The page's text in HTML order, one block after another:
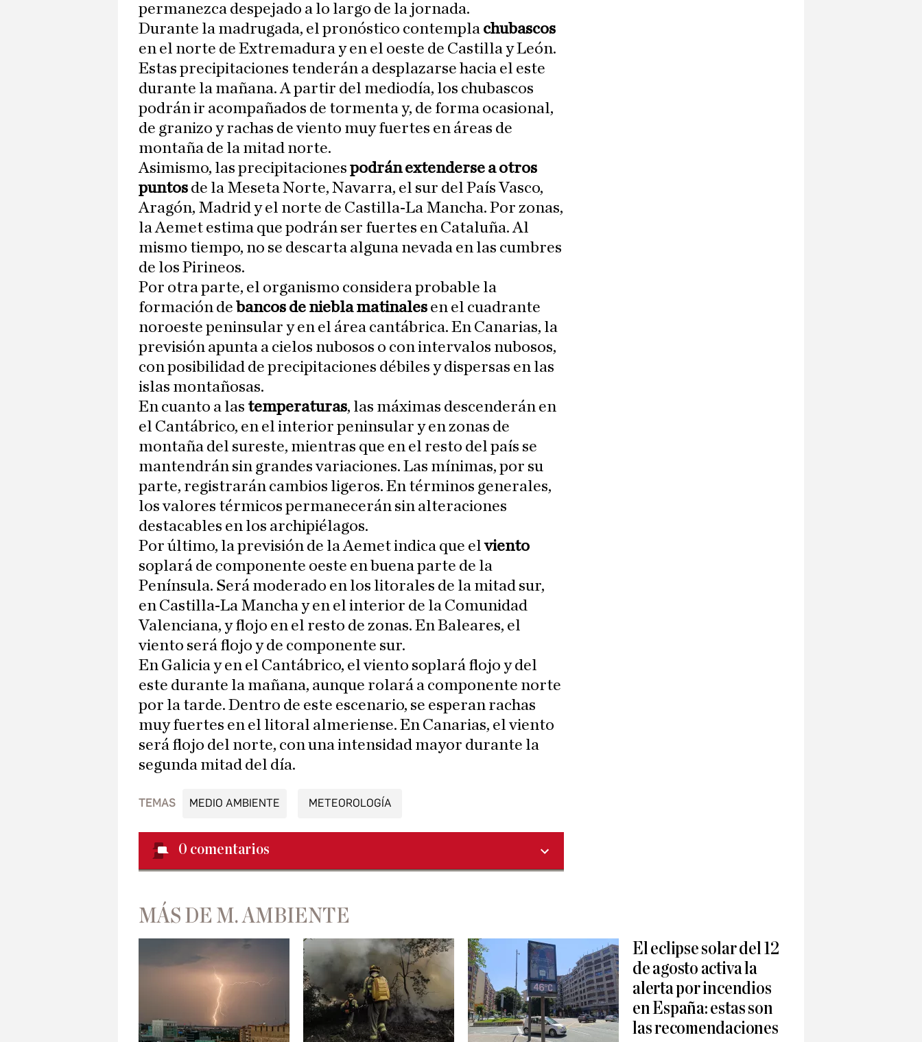
permanezca despejado a lo largo de la jornada.
Durante la madrugada, el pronóstico contempla chubascos
en el norte de Extremadura y en el oeste de Castilla y León.
Estas precipitaciones tenderán a desplazarse hacia el este
durante la mañana. A partir del mediodía, los chubascos
podrán ir acompañados de tormenta y, de forma ocasional,
de granizo y rachas de viento muy fuertes en áreas de
montaña de la mitad norte.
Asimismo, las precipitaciones podrán extenderse a otros
puntos de la Meseta Norte, Navarra, el sur del País Vasco,
Aragón, Madrid y el norte de Castilla-La Mancha. Por zonas,
la Aemet estima que podrán ser fuertes en Cataluña. Al
mismo tiempo, no se descarta alguna nevada en las cumbres
de los Pirineos.
Por otra parte, el organismo considera probable la
formación de bancos de niebla matinales en el cuadrante
noroeste peninsular y en el área cantábrica. En Canarias, la
previsión apunta a cielos nubosos o con intervalos nubosos,
con posibilidad de precipitaciones débiles y dispersas en las
islas montañosas.
En cuanto a las temperaturas, las máximas descenderán en
el Cantábrico, en el interior peninsular y en zonas de
montaña del sureste, mientras que en el resto del país se
mantendrán sin grandes variaciones. Las mínimas, por su
parte, registrarán cambios ligeros. En términos generales,
los valores térmicos permanecerán sin alteraciones
destacables en los archipiélagos.
Por último, la previsión de la Aemet indica que elviento
soplará de componente oeste en buena parte de la
Península. Será moderado en los litorales de la mitad sur,
en Castilla-La Mancha y en el interior de la Comunidad
Valenciana, y flojo en el resto de zonas. En Baleares, el
viento será flojo y de componente sur.
En Galicia y en el Cantábrico, el viento soplará flojo y del
este durante la mañana, aunque rolará a componente norte
por la tarde. Dentro de este escenario, se esperan rachas
muy fuertes en el litoral almeriense. En Canarias, el viento
será flojo del norte, con una intensidad mayor durante la
segunda mitad del día.
TEMAS MEDIO AMBIENTE METEOROLOGÍA
0 comentarios
MÁS DE M. AMBIENTE
El eclipse solar del 12
de agosto activa la
alerta por incendios
en España: estas son
las recomendaciones